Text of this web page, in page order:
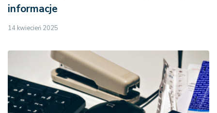
informacje
14 kwiecień 2025